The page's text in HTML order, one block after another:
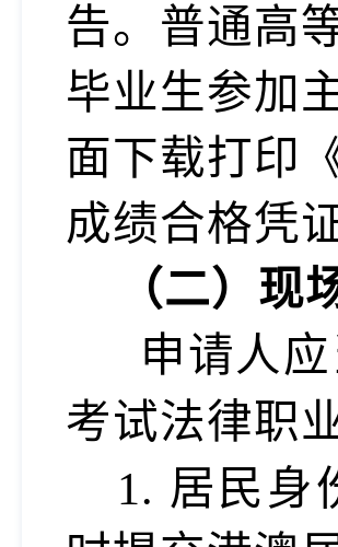
告。普通高
毕业生参加
面下载打印
成绩合格凭
（二） 现
申请人
考试法律职
1. 居民身